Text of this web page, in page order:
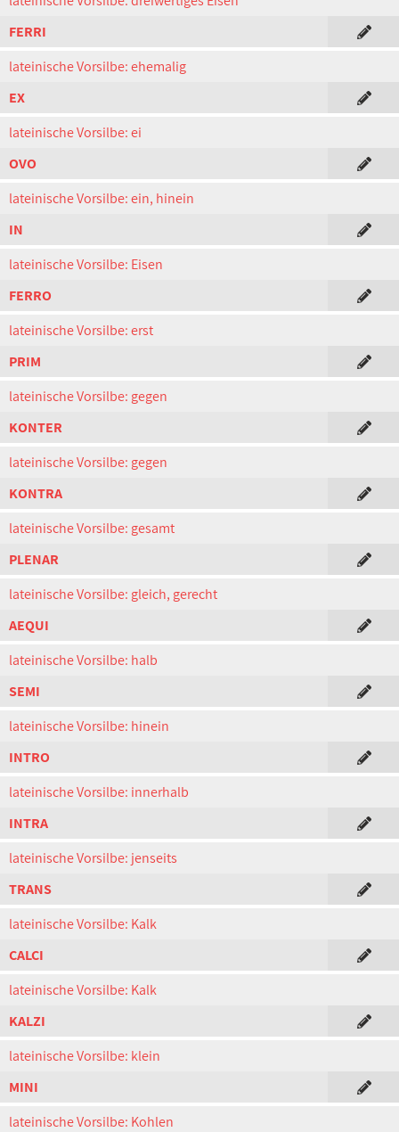
FERRI
lateinische Vorsilbe: ehemalig
EX
lateinische Vorsilbe: ei
OVO
lateinische Vorsilbe: ein, hinein
IN
lateinische Vorsilbe: Eisen
FERRO
lateinische Vorsilbe: erst
PRIM
lateinische Vorsilbe: gegen
KONTER
lateinische Vorsilbe: gegen
KONTRA
lateinische Vorsilbe: gesamt
PLENAR
lateinische Vorsilbe: gleich, gerecht
AEQUI
lateinische Vorsilbe: halb
SEMI
lateinische Vorsilbe: hinein
INTRO
lateinische Vorsilbe: innerhalb
INTRA
lateinische Vorsilbe: jenseits
TRANS
lateinische Vorsilbe: Kalk
CALCI
lateinische Vorsilbe: Kalk
KALZI
lateinische Vorsilbe: klein
MINI
lateinische Vorsilbe: Kohlen